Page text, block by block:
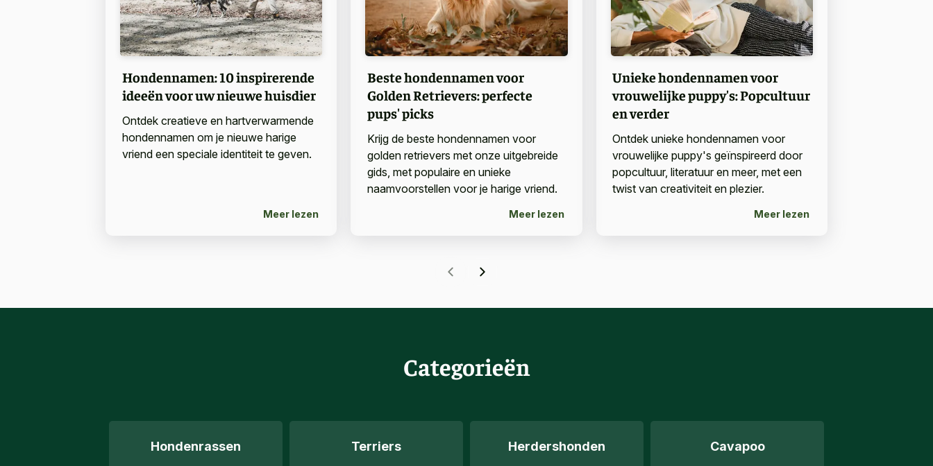
Hondennamen: 10 inspirerende
ideeën voor uw nieuwe huisdier
Ontdek creatieve en hartverwarmende
hondennamen om je nieuwe harige
vriend een speciale identiteit te geven.
Meer lezen
Beste hondennamen voor
Golden Retrievers: perfecte
pups' picks
Krijg de beste hondennamen voor
golden retrievers met onze uitgebreide
gids, met populaire en unieke
naamvoorstellen voor je harige vriend.
Meer lezen
Unieke hondennamen voor
vrouwelijke puppy's: Popcultuur
en verder
Ontdek unieke hondennamen voor
vrouwelijke puppy's geïnspireerd door
popcultuur, literatuur en meer, met een
twist van creativiteit en plezier.
Meer lezen
Categorieën
Hondenrassen Terriers Herdershonden Cavapoo